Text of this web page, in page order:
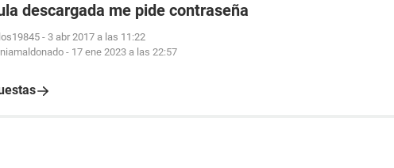
descargada me pide contraseña
- 3 abr 2017 a las 11:22
- 17 ene 2023 a las 22:57